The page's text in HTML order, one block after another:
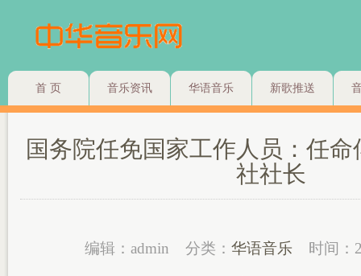
首 页 音乐资讯 华语音乐 新歌推送
国务院任免国家工作人员：任
社社长
编辑：admin 分类： 华语音乐 时间：